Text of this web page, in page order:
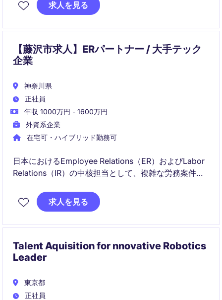
す。
求人を見る
【藤沢市求人】ERパートナー / 大手テック
企業
神奈川県
正社員
年収 1000万円 - 1600万円
外資系企業
在宅可・ハイブリッド勤務可
日本におけるEmployee Relations（ER）およびLabor
Relations（IR）の中核担当として、複雑な労務案件や
す。グローバルHR・法務・コンプライアンスと連携し
ながら、公正で働きがいのある職場環境づくりを推進
求人を見る
Talent Aquisition for nnovative Robotics
Leader
東京都
正社員